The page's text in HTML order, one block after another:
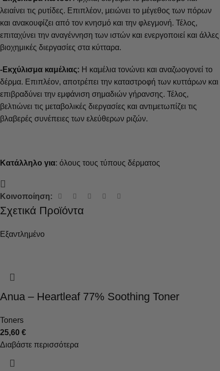
λειαίνει τις ρυτίδες. Επιπλέον, μειώνει το μέγεθος των πόρων
και ανακουφίζει από τον κνησμό και την φλεγμονή. Τέλος,
επιταχύνει την αναγέννηση των ιστών και ενεργοποιεί και άλλες
βιοχημικές διεργασίες στα κύτταρα.
-Εκχύλισμα καμέλιας: Η καμέλια τονώνει και αναζωογονεί το
δέρμα. Επιπλέον, αποτρέπει την καταστροφή των κυττάρων και
επιβραδύνει την εμφάνιση σημαδιών γήρανσης. Τέλος,
βελτιώνει τις μεταβολικές διεργασίες και αντιμετωπίζει τις
βλαβερές συνέπειες των ελεύθερων ριζών.
Κατάλληλο για: όλους τους τύπους δέρματος
Κοινοποίηση:
Σχετικά Προϊόντα
Εξαντλημένο
Anua – Heartleaf 77% Soothing Toner
Toners
25,60 €
Διαβάστε περισσότερα